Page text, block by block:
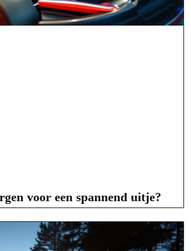
voor een spannend uitje?